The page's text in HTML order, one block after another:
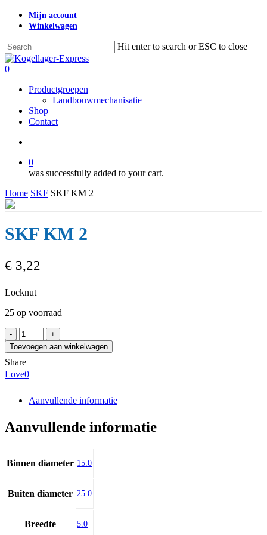
Skip
content
Mijn account
Winkelwagen
Hit enter to search or ESC to close
Close
Search
search
0
Productgroepen
Landbouwmechanisatie
Shop
Contact
0
was successfully added to your cart.
Home SKF SKF KM 2
SKF KM 2
€ 3,22
Locknut
25 op voorraad
SKF
KM
2
aantal
Toevoegen aan winkelwagen
Share
Love0
Aanvullende informatie
Aanvullende informatie
Binnen diameter 15.0
Buiten diameter 25.0
Breedte 5.0